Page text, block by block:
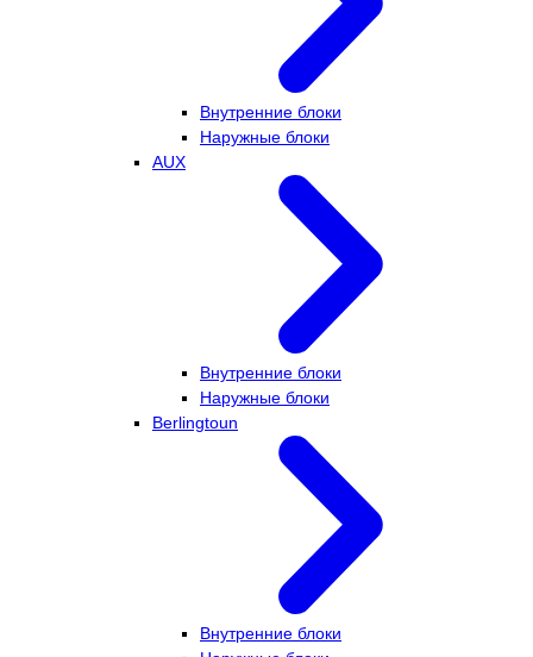
Внутренние блоки
Наружные блоки
AUX
Внутренние блоки
Наружные блоки
Berlingtoun
Внутренние блоки